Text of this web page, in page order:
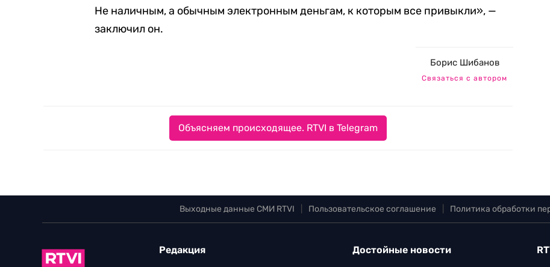
Не наличным, а обычным электронным деньгам, к которым все привыкли», —
заключил он.
Борис Шибанов
Связаться с автором
Объясняем происходящее. RTVI в Telegram
Выходные данные СМИ RTVI Пользовательское соглашение Политика обработки
Редакция Достойные новости